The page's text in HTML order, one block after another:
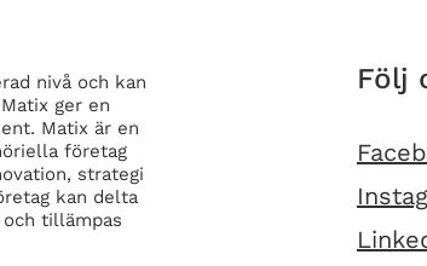
nivå och kan
ger en
Matix är en
företag
strategi
kan delta
och tillämpas
Följ